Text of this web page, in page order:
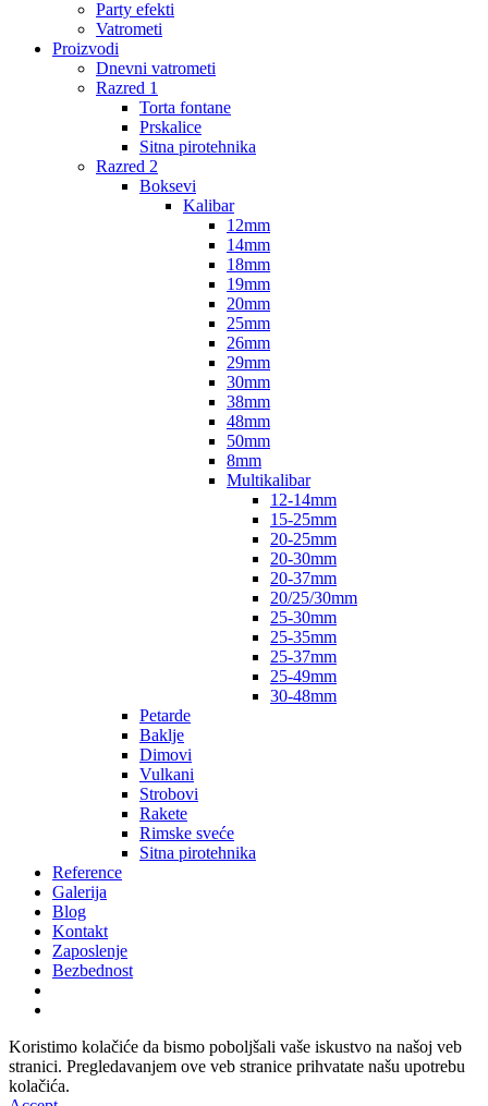
Party efekti
Vatrometi
Proizvodi
Dnevni vatrometi
Razred 1
Torta fontane
Prskalice
Sitna pirotehnika
Razred 2
Boksevi
Kalibar
12mm
14mm
18mm
19mm
20mm
25mm
26mm
29mm
30mm
38mm
48mm
50mm
8mm
Multikalibar
12-14mm
15-25mm
20-25mm
20-30mm
20-37mm
20/25/30mm
25-30mm
25-35mm
25-37mm
25-49mm
30-48mm
Petarde
Baklje
Dimovi
Vulkani
Strobovi
Rakete
Rimske sveće
Sitna pirotehnika
Reference
Galerija
Blog
Kontakt
Zaposlenje
Bezbednost
Koristimo kolačiće da bismo poboljšali vaše iskustvo na našoj veb
stranici. Pregledavanjem ove veb stranice prihvatate našu upotrebu
kolačića.